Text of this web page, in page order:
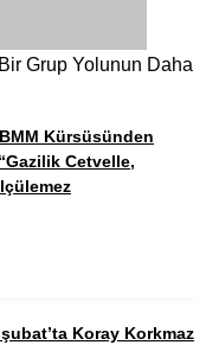
Grup Yolunun Daha
Kürsüsünden
Cetvelle,
Koray Korkmaz